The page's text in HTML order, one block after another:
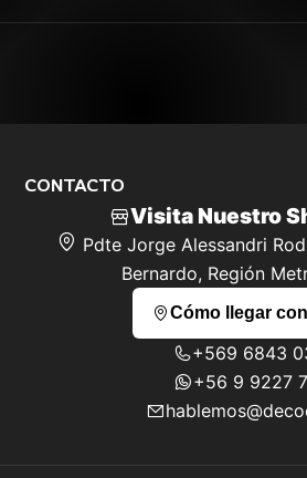
CONTACTO
Visita Nuestro
Pdte Jorge Alessandri
Bernardo, Región
Cómo llegar
+569 6843
+56 9 9227